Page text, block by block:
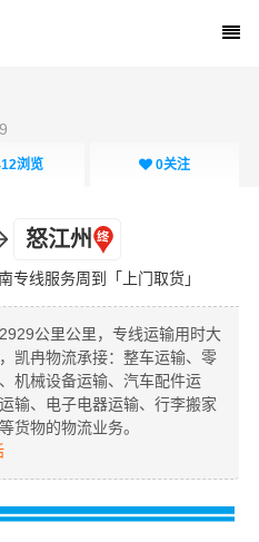
浏览 0关注
怒江州
专线服务周到「上门取货」
公里公里，专线运输用时大
凯冉物流承接：整车运输、零
机械设备运输、汽车配件运
输、电子电器运输、行李搬家
货物的物流业务。